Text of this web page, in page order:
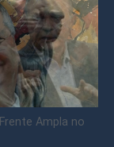
Ampla no